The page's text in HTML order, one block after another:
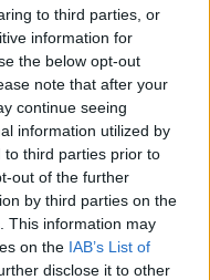
to third parties, or
information for
the below opt-out
note that after your
continue seeing
information utilized by
to third parties prior to
out of the further
by third parties on the
This information may
on the IAB’s List of
disclose it to other
για τον
ότι
να
ανθρώπους
υψόμετρο
στις παρυφές
συνθήκες «είναι
να έχουν